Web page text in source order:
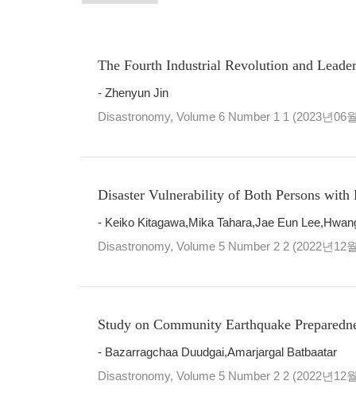
The Fourth Industrial Revolution and
- Zhenyun Jin
Disastronomy, Volume 6 Number 1 1 (2023년06
Disaster Vulnerability of Both Persons
- Keiko Kitagawa,Mika Tahara,Jae Eun
Disastronomy, Volume 5 Number 2 2 (2022년12
Study on Community Earthquake
- Bazarragchaa Duudgai,Amarjargal Batbaatar
Disastronomy, Volume 5 Number 2 2 (2022년12